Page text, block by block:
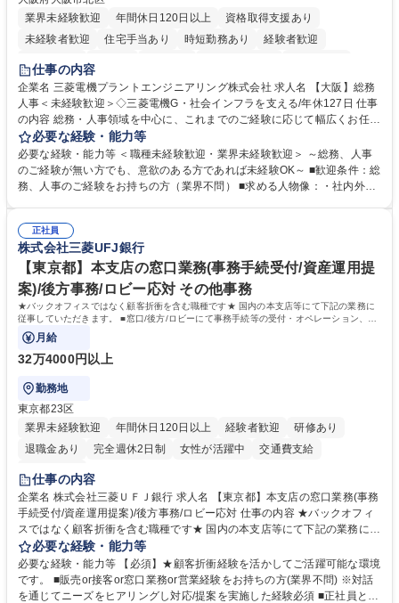
業界未経験歓迎
年間休日120日以上
資格取得支援あり
未経験者歓迎
住宅手当あり 時短勤務あり
経験者歓迎
退職金あり
駅近5分以内
土日祝休み 服装自由 寮・社宅あり 食事補助あり
仕事の内容
企業名 三菱電機プラントエンジニアリング株式会社 求人名 【大阪】総務
人事＜未経験歓迎＞◇三菱電機G・社会インフラを支える/年休127日 仕事
の内容 総務・人事領域を中心に、これまでのご経験に応じて幅広くお任せ
します。 ＜具体的には＞ ・総務/人事労務（給与・社保・勤怠管理など）
・採用・教育研修 ・福利厚生運用 など ※基本的には事務所勤務ですが、
採用や教育等の業務内容により、関西圏以外への日帰り・宿泊を伴う国内
出張もございます。 ※担当業務を持ちつつ、お互いに助け合いながら、総
必要な経験・能力等
必要な経験・能力等 ＜職種未経験歓迎・業界未経験歓迎＞ ～総務、人事
のご経験が無い方でも、意欲のある方であれば未経験OK～ ■歓迎条件：総
務、人事のご経験をお持ちの方（業界不問） ■求める人物像：・社内外の
正社員
株式会社三菱UFJ銀行
【東京都】本支店の窓口業務(事務手続受付/資産運用提
案)/後方事務/ロビー応対 その他事務
★バックオフィスではなく顧客折衝を含む職種です★ 国内の本支店等にて下記の業務に
従事していただきます。 ■窓口/後方/ロビーにて事務手続等の受付・オペレーション、お
客様対応
月給
32万4000円以上
勤務地
東京都23区
業界未経験歓迎
年間休日120日以上 経験者歓迎
研修あり
退職金あり
完全週休2日制 女性が活躍中
交通費支給
土日祝休み
仕事の内容
企業名 株式会社三菱ＵＦＪ銀行 求人名 【東京都】本支店の窓口業務(事務
手続受付/資産運用提案)/後方事務/ロビー応対 仕事の内容 ★バックオフィ
スではなく顧客折衝を含む職種です★ 国内の本支店等にて下記の業務に従
事していただきます。 ■窓口/後方/ロビーにて事務手続等の受付・オペレ
ーション、お客様対応 ■窓口にて、ご来店された個人のお客様に対して金
融商品のご提案 ■効率的な事務運用の検討・構築等 ≪業務紹介：ご応募前
に必ずご覧ください≫ ※記事 https://www.mysite.bk.mufg.jp/career/circle/
必要な経験・能力等
必要な経験・能力等 【必須】★顧客折衝経験を活かしてご活躍可能な環境
です。 ■販売or接客or窓口業務or営業経験をお持ちの方(業界不問) ※対話
を通じてニーズをヒアリングし対応/提案を実施した経験必須 ■正社員とし